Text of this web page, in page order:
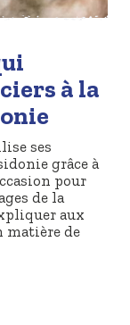
à la
ses
grâce à
pour
de la
aux
matière de